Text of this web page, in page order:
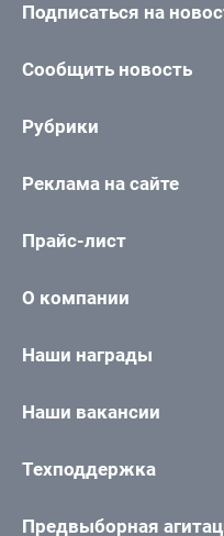
Подписаться на
Сообщить новость
Рубрики
Реклама на сайте
Прайс-лист
О компании
Наши награды
Наши вакансии
Техподдержка
Предвыборная